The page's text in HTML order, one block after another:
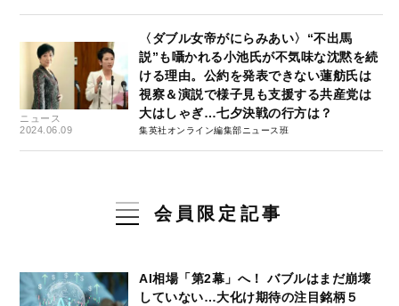
ニュース
2024.06.09
〈ダブル女帝がにらみあい〉“不出馬
説”も囁かれる小池氏が不気味な沈黙を続
ける理由。公約を発表できない蓮舫氏は
視察＆演説で様子見も支援する共産党は
大はしゃぎ…七夕決戦の行方は？
集英社オンライン編集部ニュース班
会員限定記事
AI相場「第2幕」へ！ バブルはまだ崩壊
していない…大化け期待の注目銘柄５